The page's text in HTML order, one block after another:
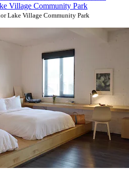
Village Community Park
Lake Village Community Park